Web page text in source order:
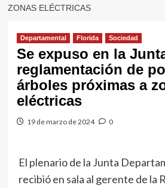
ZONAS ELÉCTRICAS
Departamental Florida Sociedad
Se expuso en la
reglamentación de
árboles próximas a
eléctricas
19 de marzo de 2024 0
El plenario de la Junta
recibió en sala al gerente de la